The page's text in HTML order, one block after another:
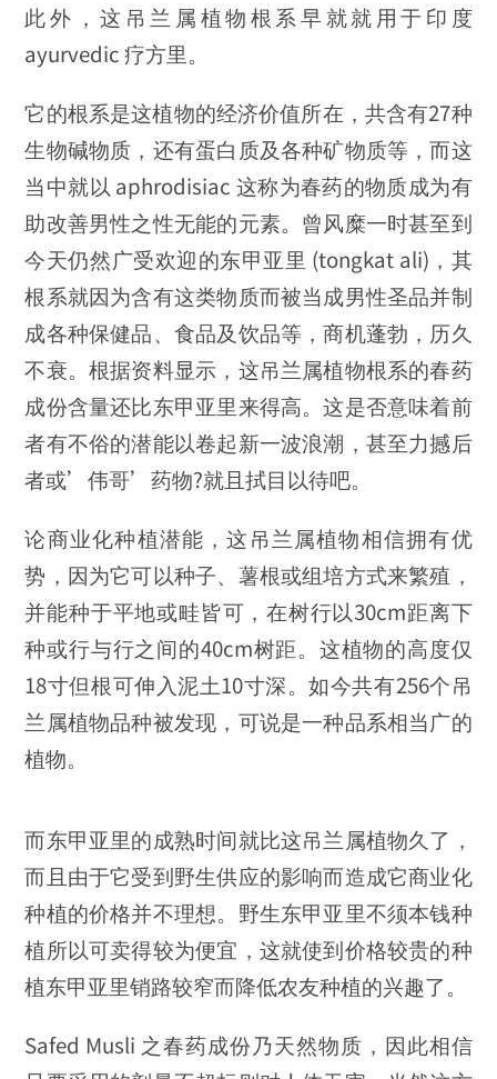
此外，这吊兰属植物根系早就就用于印度
ayurvedic 疗方里。
它的根系是这植物的经济价值所在，共含有27种
生物碱物质，还有蛋白质及各种矿物质等，而这
当中就以 aphrodisiac 这称为春药的物质成为有
助改善男性之性无能的元素。曾风糜一时甚至到
今天仍然广受欢迎的东甲亚里 (tongkat ali)，其
根系就因为含有这类物质而被当成男性圣品并制
成各种保健品、食品及饮品等，商机蓬勃，历久
不衰。根据资料显示，这吊兰属植物根系的春药
成份含量还比东甲亚里来得高。这是否意味着前
者有不俗的潜能以卷起新一波浪潮，甚至力撼后
者或’伟哥’药物?就且拭目以待吧。
论商业化种植潜能，这吊兰属植物相信拥有优
势，因为它可以种子、薯根或组培方式来繁殖，
并能种于平地或畦皆可，在树行以30cm距离下
种或行与行之间的40cm树距。这植物的高度仅
18寸但根可伸入泥土10寸深。如今共有256个吊
兰属植物品种被发现，可说是一种品系相当广的
植物。
而东甲亚里的成熟时间就比这吊兰属植物久了，
而且由于它受到野生供应的影响而造成它商业化
种植的价格并不理想。野生东甲亚里不须本钱种
植所以可卖得较为便宜，这就使到价格较贵的种
植东甲亚里销路较窄而降低农友种植的兴趣了。
Safed Musli 之春药成份乃天然物质，因此相信